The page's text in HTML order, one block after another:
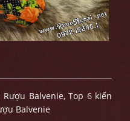
Balvenie, Top 6 kiến
Balvenie